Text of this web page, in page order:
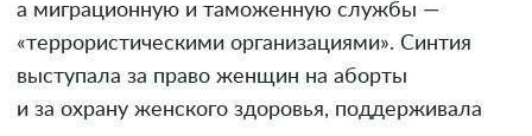
а миграционную и таможенную службы —
«террористическими организациями». Синтия
выступала за право женщин на аборты
и за охрану женского здоровья, поддерживала